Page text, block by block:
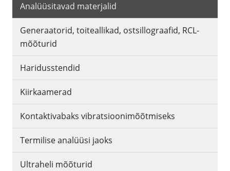
Analüüsitavad materjalid
Generaatorid, toiteallikad, ostsillograafid, RCL-
mõõturid
Haridusstendid
Kiirkaamerad
Kontaktivabaks vibratsioonimõõtmiseks
Termilise analüüsi jaoks
Ultraheli mõõturid